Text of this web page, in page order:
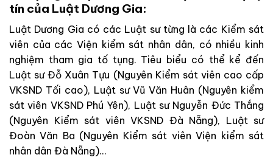
tín của Luật Dương Gia:
Luật Dương Gia có các Luật sư từng là các Kiểm sát
viên của các Viện kiểm sát nhân dân, có nhiều kinh
nghiệm tham gia tố tụng. Tiêu biểu có thể kể đến
Luật sư Đỗ Xuân Tựu (Nguyên Kiểm sát viên cao cấp
VKSND Tối cao), Luật sư Vũ Văn Huân (Nguyên kiểm
sát viên VKSND Phú Yên), Luật sư Nguyễn Đức Thắng
(Nguyên Kiểm sát viên VKSND Đà Nẵng), Luật sư
Đoàn Văn Ba (Nguyên Kiểm sát viên Viện kiểm sát
nhân dân Đà Nẵng)…